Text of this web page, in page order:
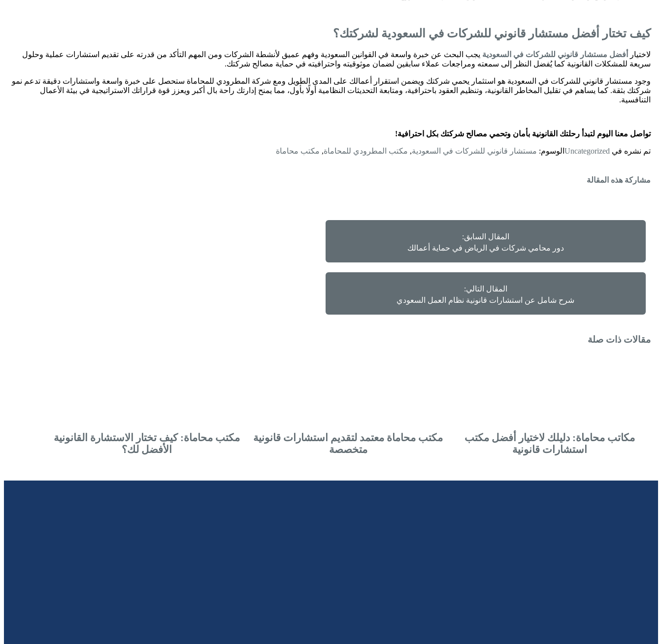
كيف تختار أفضل مستشار قانوني للشركات في السعودية لشركتك؟
لاختيار أفضل مستشار قانوني للشركات في السعودية يجب البحث عن خبرة واسعة في القوانين السعودية وفهم عميق لأنشطة الشركات ومن المهم التأكد من قدرته على تقديم استشارات عملية وحلول
سريعة للمشكلات القانونية كما يُفضل النظر إلى سمعته ومراجعات عملاء سابقين لضمان موثوقيته واحترافيته في حماية مصالح شركتك.
وجود مستشار قانوني للشركات في السعودية هو استثمار يحمي شركتك ويضمن استقرار أعمالك على المدى الطويل ومع شركة المطرودي للمحاماة ستحصل على خبرة واسعة واستشارات دقيقة تدعم نمو
شركتك بثقة. كما يساهم في تقليل المخاطر القانونية، وتنظيم العقود باحترافية، ومتابعة التحديثات النظامية أولًا بأول، مما يمنح إدارتك راحة بال أكبر ويعزز قوة قراراتك الاستراتيجية في بيئة الأعمال
التنافسية.
تواصل معنا اليوم لتبدأ رحلتك القانونية بأمان وتحمي مصالح شركتك بكل احترافية!
تم نشره في Uncategorized الوسوم: مستشار قانوني للشركات في السعودية, مكتب المطرودي للمحاماة, مكتب محاماة
مشاركة هذه المقالة
المقال السابق:
دور محامي شركات في الرياض في حماية أعمالك
المقال التالي:
شرح شامل عن استشارات قانونية نظام العمل السعودي
مقالات ذات صلة
مكاتب محاماة: دليلك لاختيار أفضل مكتب
استشارات قانونية
مكتب محاماة معتمد لتقديم استشارات قانونية
متخصصة
مكتب محاماة: كيف تختار الاستشارة القانونية
الأفضل لك؟